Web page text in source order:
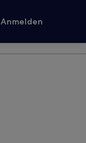
Anmelden